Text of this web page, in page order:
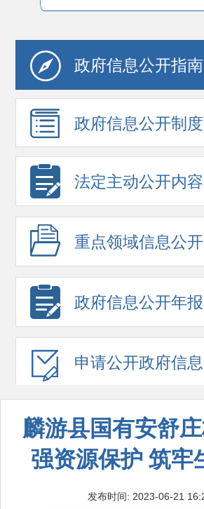
政府信息公开指南
政府信息公开制度
法定主动公开内容
重点领域信息公开
政府信息公开年报
申请公开政府信息
麟游县国有安舒
强资源保护 筑牢
发布时间: 2023-06-21